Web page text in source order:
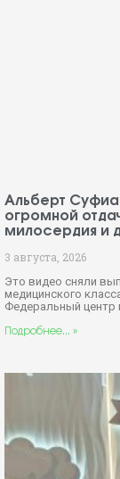
Альберт
огромной
милосердия и
3 августа, 2026
Это видео сняли
медицинского
Федеральный центр
Подробнее... »